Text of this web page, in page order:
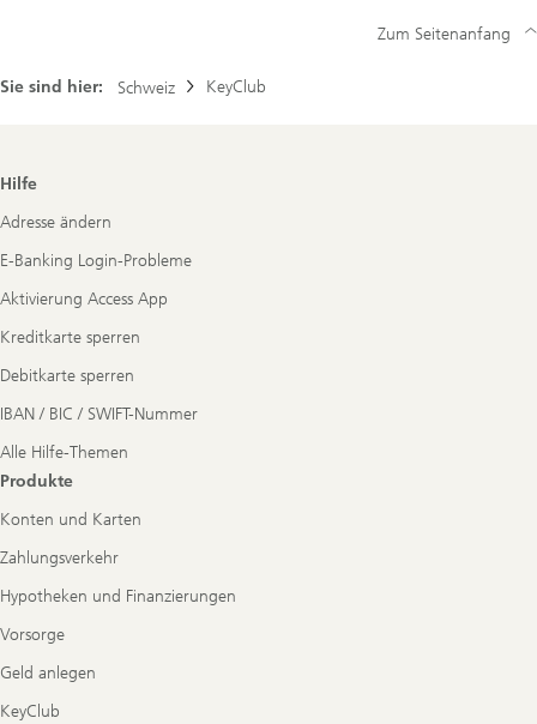
Sie sind hier: Schweiz KeyClub
Zum Seitenanfang
Footer
Hilfe
Adresse ändern
E-Banking Login-Probleme
Aktivierung Access App
Kreditkarte sperren
Debitkarte sperren
IBAN / BIC / SWIFT-Nummer
Alle Hilfe-Themen
Produkte
Konten und Karten
Zahlungsverkehr
Hypotheken und Finanzierungen
Vorsorge
Geld anlegen
KeyClub